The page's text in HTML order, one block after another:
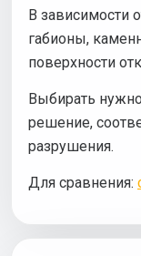
В зависимости
габионы,
поверхности
Выбирать
решение,
разрушения.
Для сравнения: